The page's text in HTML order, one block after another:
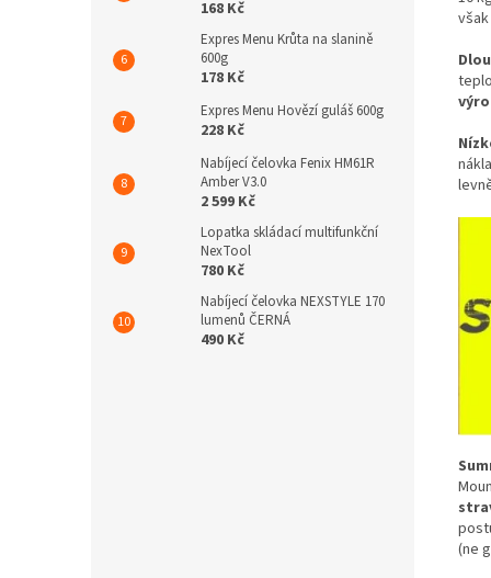
168 Kč
Expres Menu Krůta na slanině
600g
178 Kč
Expres Menu Hovězí guláš 600g
228 Kč
Nabíjecí čelovka Fenix HM61R
Amber V3.0
2 599 Kč
Lopatka skládací multifunkční
NexTool
780 Kč
Nabíjecí čelovka NEXSTYLE 170
lumenů ČERNÁ
490 Kč
(ne